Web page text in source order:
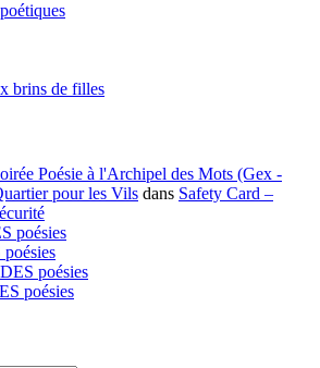
brins de filles
Poésie à l'Archipel des Mots (Gex -
pour les Vils dans Safety Card –
poésies
DES poésies
poésies